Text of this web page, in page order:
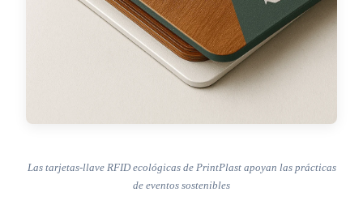
Las tarjetas-llave RFID ecológicas de PrintPlast apoyan las prácticas
de eventos sostenibles